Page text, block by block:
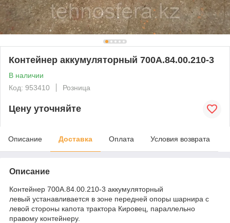
Контейнер аккумуляторный 700А.84.00.210-3
В наличии
Код: 953410
Розница
Цену уточняйте
Описание Доставка Оплата Условия возврата
Описание
Контейнер 700А.84.00.210-3 аккумуляторный
левый устанавливается в зоне передней опоры шарнира с
левой стороны капота трактора Кировец, параллельно
правому контейнеру.